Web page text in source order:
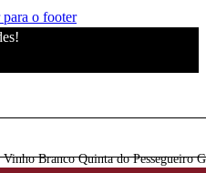
para o footer
Vinho Branco Quinta do Pessegueiro